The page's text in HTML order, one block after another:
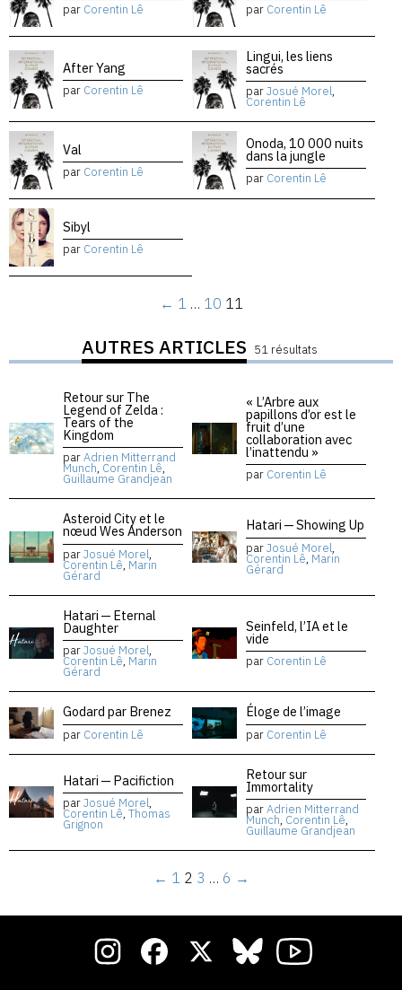
par Corentin Lê par Corentin Lê
After Yang
par Corentin Lê
Lingui, les liens
sacrés
parJosué Morel,
Corentin Lê
Val
par Corentin Lê
Onoda, 10 000 nuits
dans la jungle
par Corentin Lê
Sibyl
par Corentin Lê
← 1 … 10 11
AUTRES ARTICLES 51 résultats
Retour sur The
Legend of Zelda :
Tears of the
Kingdom
parAdrien Mitterrand
Munch, Corentin Lê,
Guillaume Grandjean
« L’Arbre aux
papillons d’or est le
fruit d’une
collaboration avec
l’inattendu »
par Corentin Lê
Asteroid City et le
nœud Wes Anderson
parJosué Morel,
Corentin Lê, Marin
Gérard
Hatari — Showing Up
parJosué Morel,
Corentin Lê, Marin
Gérard
Hatari — Eternal
Daughter
parJosué Morel,
Corentin Lê, Marin
Gérard
Seinfeld, l’IA et le
vide
par Corentin Lê
Godard par Brenez
par Corentin Lê
Éloge de l’image
par Corentin Lê
Hatari — Pacifiction
parJosué Morel,
Corentin Lê, Thomas
Grignon
Retour sur
Immortality
parAdrien Mitterrand
Munch, Corentin Lê,
Guillaume Grandjean
← 1 2 3 … 6 →